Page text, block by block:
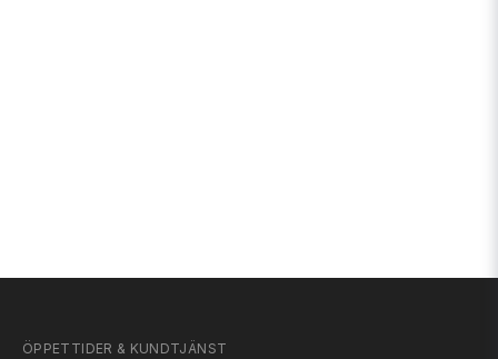
ÖPPETTIDER & KUNDTJÄNST